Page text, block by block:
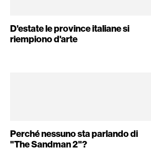
D'estate le province italiane si
riempiono d'arte
Perché nessuno sta parlando di
"The Sandman 2"?